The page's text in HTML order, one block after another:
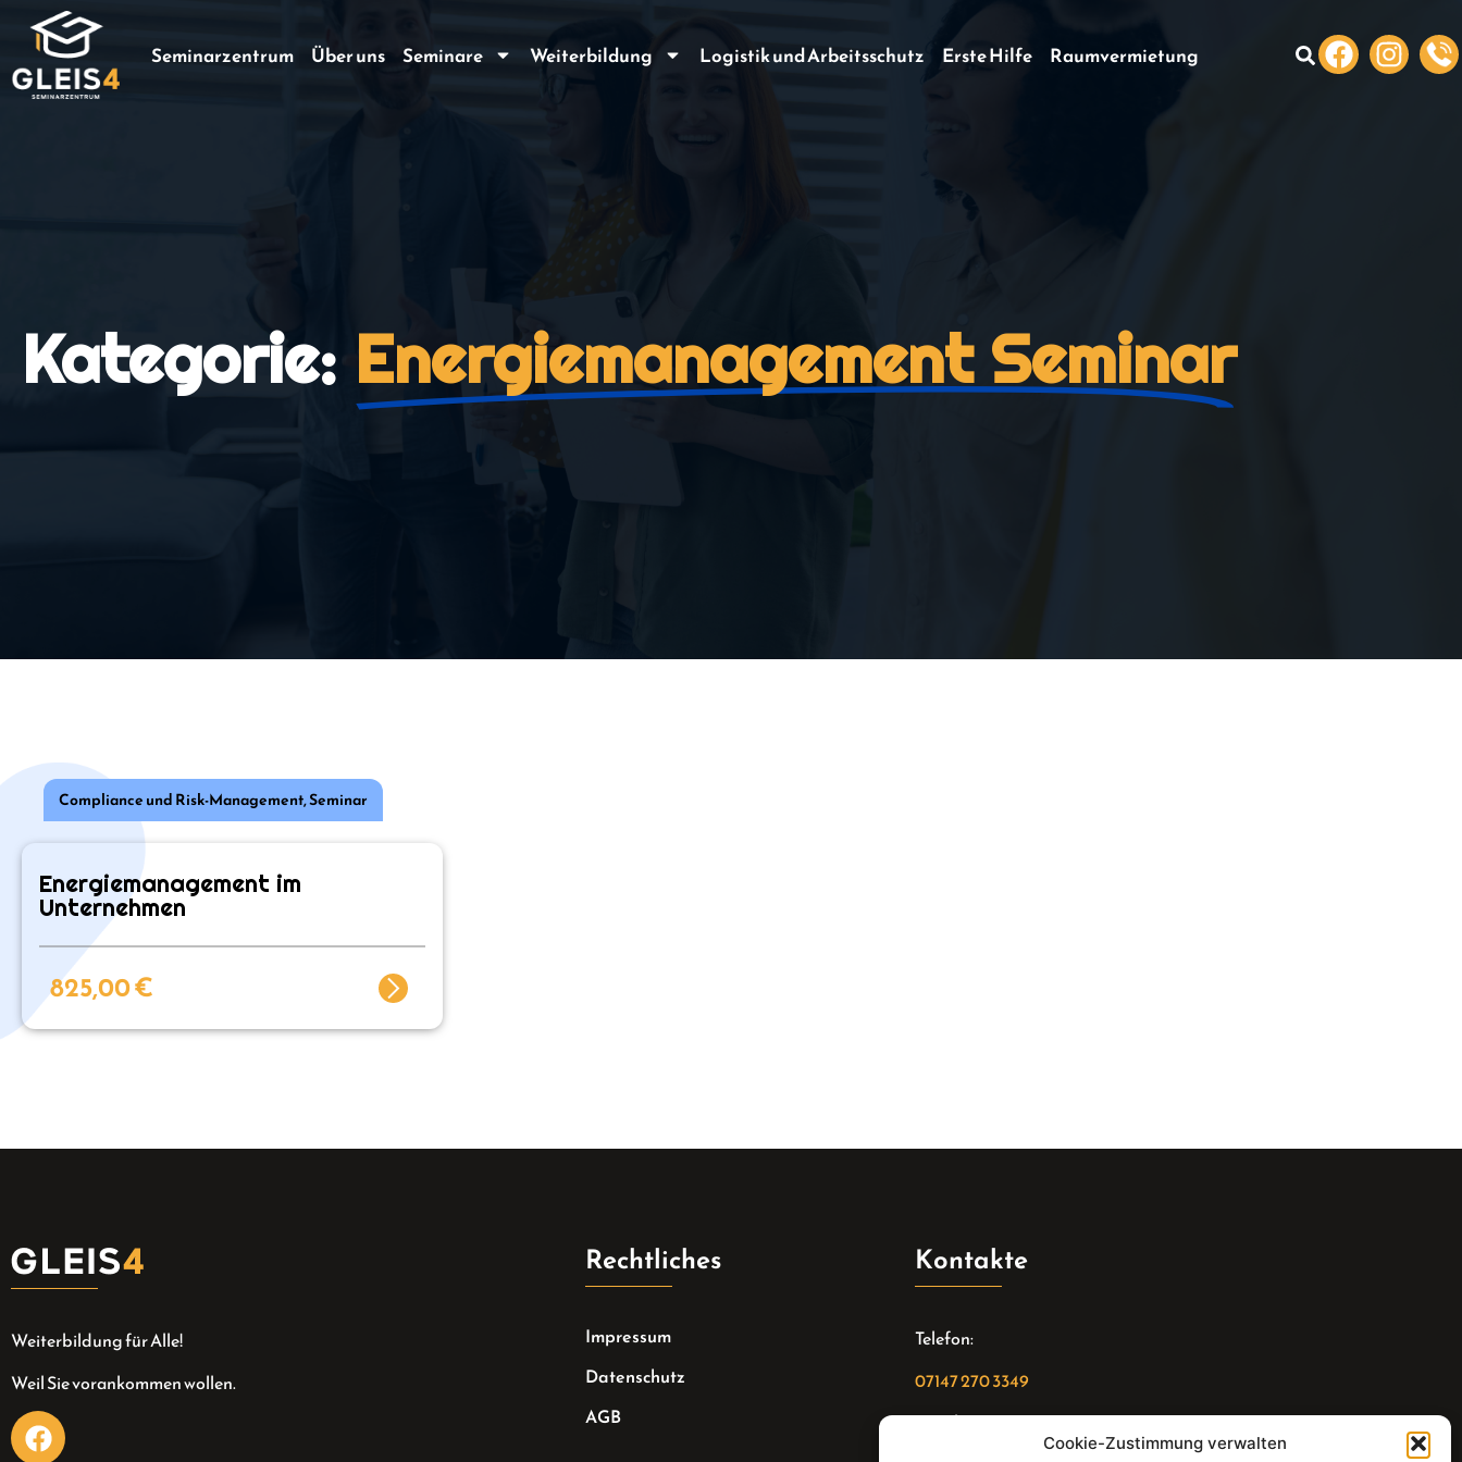
Cookie-Zustimmung verwalten
Seminarzentrum Über uns Seminare Weiterbildung Logistik und Arbeitsschutz Erste Hilfe Raumvermietung
Kategorie: Energiemanagement Seminar
Compliance und Risk-Management,Seminar
Energiemanagement im
Unternehmen
825,00€
Weiterbildung für Alle!
Weil Sie vorankommen wollen.
Rechtliches
Impressum
Datenschutz
AGB
Kontakte
Telefon:
07147 270 3349
Email: